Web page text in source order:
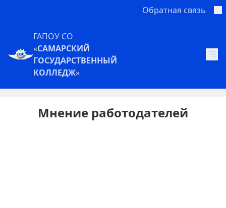
Обратная связь
ГАПОУ СО
«САМАРСКИЙ
ГОСУДАРСТВЕННЫЙ
КОЛЛЕДЖ»
Мнение работодателей